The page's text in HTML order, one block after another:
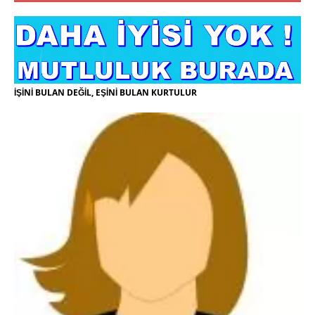
İŞİNİ BULAN DEĞİL, EŞİNİ BULAN KURTULUR